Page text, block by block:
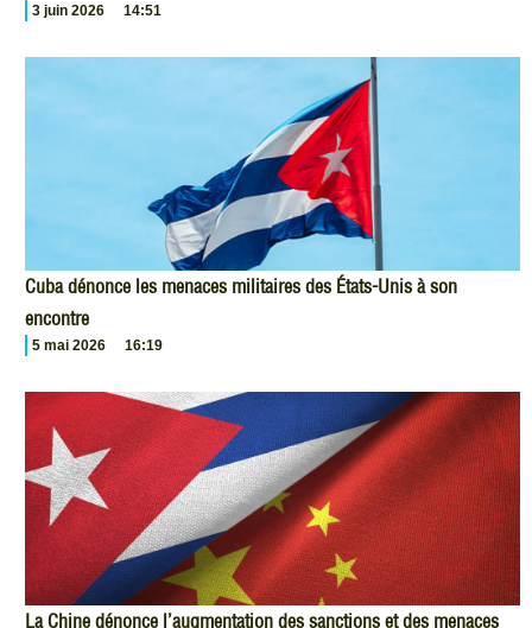
3 juin 2026 14:51
Cuba dénonce les menaces militaires des États-Unis à son
encontre
5 mai 2026 16:19
La Chine dénonce l’augmentation des sanctions et des menaces